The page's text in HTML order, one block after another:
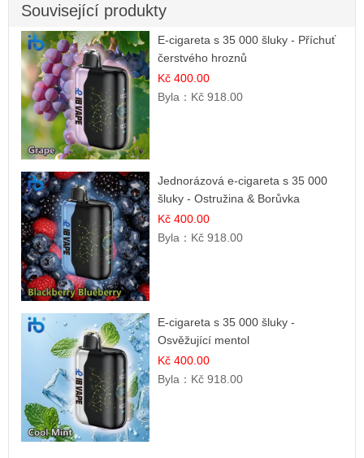
Související produkty
E-cigareta s 35 000 šluky - Příchuť
čerstvého hroznů
Kč 400.00
Byla： Kč 918.00
Jednorázová e-cigareta s 35 000
šluky - Ostružina & Borůvka
Kč 400.00
Byla： Kč 918.00
E-cigareta s 35 000 šluky -
Osvěžující mentol
Kč 400.00
Byla： Kč 918.00